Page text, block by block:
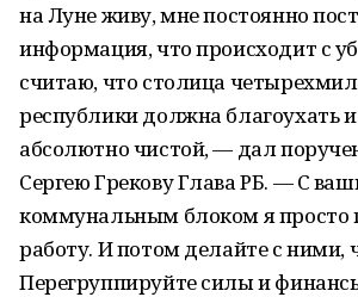
на Луне живу, мне постоянно
информация, что происходит с
считаю, что столица
республики должна благоухать
абсолютно чистой, — дал
Сергею Грекову Глава РБ. — С
коммунальным блоком я просто
работу. И потом делайте с ними,
Перегруппируйте силы и